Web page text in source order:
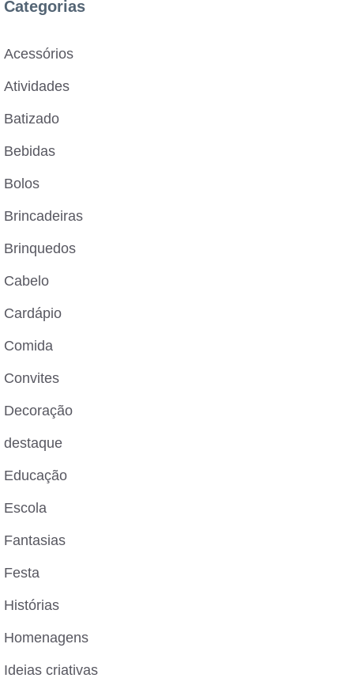
Categorias
Acessórios
Atividades
Batizado
Bebidas
Bolos
Brincadeiras
Brinquedos
Cabelo
Cardápio
Comida
Convites
Decoração
destaque
Educação
Escola
Fantasias
Festa
Histórias
Homenagens
Ideias criativas